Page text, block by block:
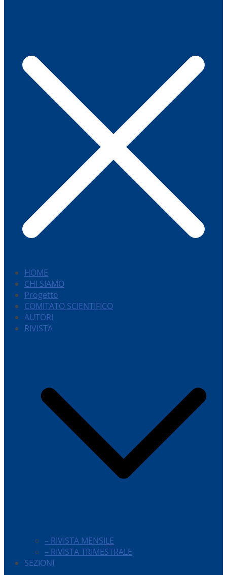
HOME
CHI SIAMO
Progetto
COMITATO SCIENTIFICO
AUTORI
RIVISTA
– RIVISTA MENSILE
– RIVISTA TRIMESTRALE
SEZIONI